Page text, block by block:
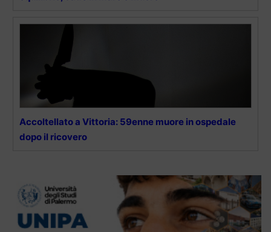
Accoltellato a Vittoria: 59enne muore in ospedale
dopo il ricovero